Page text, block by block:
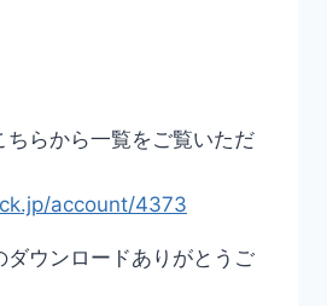
ちらから一覧をご覧いただ
account/4373
ダウンロードありがとうご